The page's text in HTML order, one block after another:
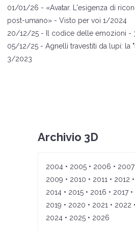
01/01/26 - «Avatar. L'esigenza di
post-umano» - Visto per voi 1/2024
20/12/25 - Il codice delle emozioni -
05/12/25 - Agnelli travestiti da lupi: la
3/2023
Archivio 3D
2004 • 2005 • 2006 • 2007
2009 • 2010 • 2011 • 2012 •
2014 • 2015 • 2016 • 2017•
2019 • 2020 • 2021 • 2022 •
2024 • 2025 • 2026